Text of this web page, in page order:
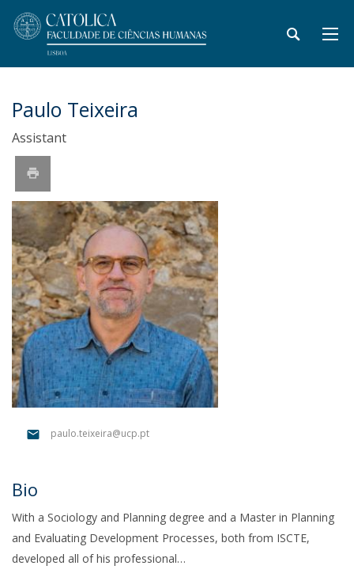
Paulo Teixeira
Assistant
paulo.teixeira@ucp.pt
Bio
With a Sociology and Planning degree and a Master in Planning
and Evaluating Development Processes, both from ISCTE,
developed all of his professional